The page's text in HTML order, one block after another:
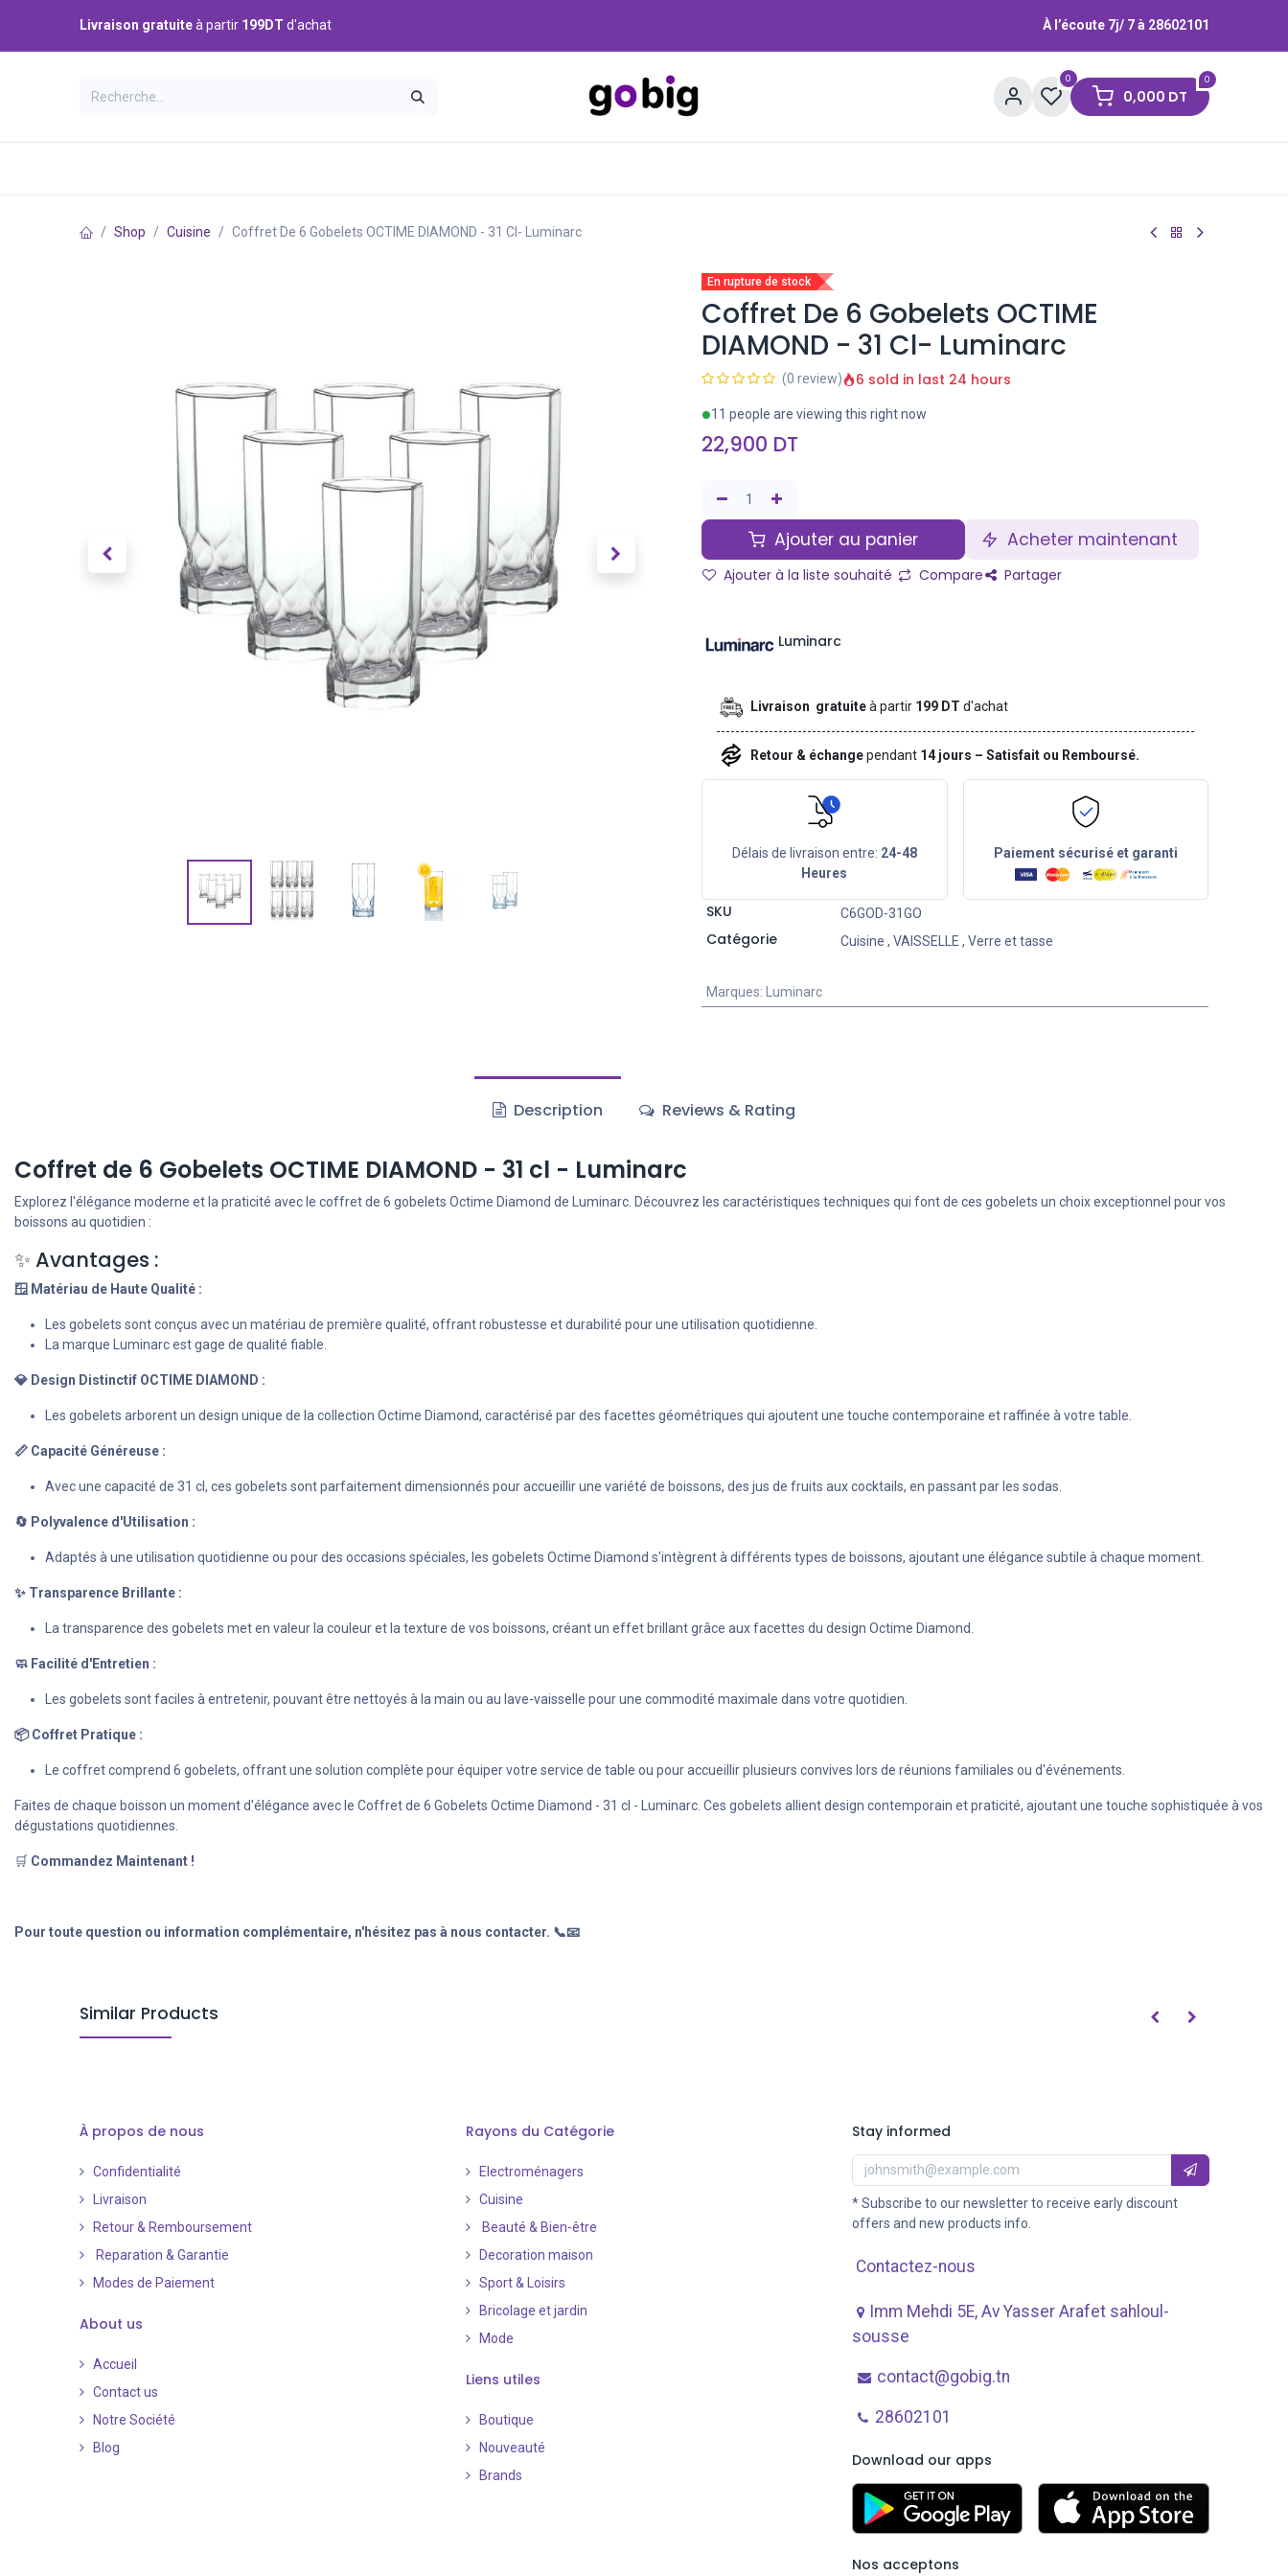
Livraison gratuiteà partir 199DT d'achat À l’écoute 7j/ 7 à 28602101
0 0
0,000 DT
Shop Cuisine Coffret De 6 Gobelets OCTIME DIAMOND - 31 Cl- Luminarc
En rupture de stock
Coffret De 6 Gobelets OCTIME
DIAMOND - 31 Cl- Luminarc
(0 review) 6 sold in last 24 hours
11 people are viewing this right now
22,900 DT
Ajouter au panier Acheter maintenant
Ajouter à la liste souhaité Compare Partager
Luminarc
Livraison gratuiteà partir 199 DTd'achat
Retour & échangependant 14 jours – Satisfait ou Remboursé.
Délais de livraison entre: 24-48
Heures
Paiement sécurisé et garanti
SKU C6GOD-31GO
Catégorie Cuisine , VAISSELLE , Verre et tasse
Marques: Luminarc
Description Reviews & Rating
Coffret de 6 Gobelets OCTIME DIAMOND - 31 cl - Luminarc
Explorez l'élégance moderne et la praticité avec le coffret de 6 gobelets Octime Diamond de Luminarc. Découvrez les caractéristiques techniques qui font de ces gobelets un choix exceptionnel pour vos
boissons au quotidien :
✨ Avantages :
🪟 Matériau de Haute Qualité :
Les gobelets sont conçus avec un matériau de première qualité, offrant robustesse et durabilité pour une utilisation quotidienne.
La marque Luminarc est gage de qualité fiable.
💎 Design Distinctif OCTIME DIAMOND :
Les gobelets arborent un design unique de la collection Octime Diamond, caractérisé par des facettes géométriques qui ajoutent une touche contemporaine et raffinée à votre table.
📏 Capacité Généreuse :
Avec une capacité de 31 cl, ces gobelets sont parfaitement dimensionnés pour accueillir une variété de boissons, des jus de fruits aux cocktails, en passant par les sodas.
🔄 Polyvalence d'Utilisation :
Adaptés à une utilisation quotidienne ou pour des occasions spéciales, les gobelets Octime Diamond s'intègrent à différents types de boissons, ajoutant une élégance subtile à chaque moment.
✨ Transparence Brillante :
La transparence des gobelets met en valeur la couleur et la texture de vos boissons, créant un effet brillant grâce aux facettes du design Octime Diamond.
🧼 Facilité d'Entretien :
Les gobelets sont faciles à entretenir, pouvant être nettoyés à la main ou au lave-vaisselle pour une commodité maximale dans votre quotidien.
📦 Coffret Pratique :
Le coffret comprend 6 gobelets, offrant une solution complète pour équiper votre service de table ou pour accueillir plusieurs convives lors de réunions familiales ou d'événements.
Faites de chaque boisson un moment d'élégance avec le Coffret de 6 Gobelets Octime Diamond - 31 cl - Luminarc. Ces gobelets allient design contemporain et praticité, ajoutant une touche sophistiquée à vos
dégustations quotidiennes.
🛒 Commandez Maintenant !
Pour toute question ou information complémentaire, n'hésitez pas à nous contacter. 📞📧
Similar Products
À propos de nous
Confidentialité
Livraison
Retour & Remboursement
Reparation & Garantie
Modes de Paiement​
About us
Accueil
Contact us
Notre Société
Blog
Rayons du Catégorie
Electroménagers
Cuisine
Beauté & Bien-être
Decoration maison
Sport & Loisirs
Bricolage et jardin
Mode
Liens utiles
Boutique
Nouveauté
Brands
Stay informed
* Subscribe to our newsletter to receive early discount
offers and new products info.
Contactez-nous
Imm Mehdi 5E, Av ​Yasser Arafet sahloul-
sousse
contact@gobig.tn
28602101
Download our apps
Nos acceptons